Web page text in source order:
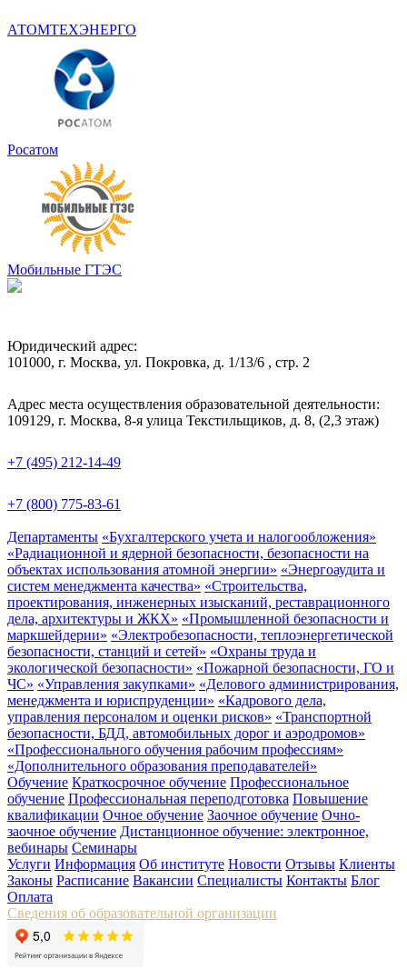
АТОМТЕХЭНЕРГО
Росатом
Мобильные ГТЭС
Юридический адрес:
101000, г. Москва, ул. Покровка, д. 1/13/6 , стр. 2
Адрес места осуществления образовательной деятельности:
109129, г. Москва, 8-я улица Текстильщиков, д. 8, (2,3 этаж)
+7 (495) 212-14-49
+7 (800) 775-83-61
Департаменты «Бухгалтерского учета и налогообложения»
«Радиационной и ядерной безопасности, безопасности на
объектах использования атомной энергии» «Энергоаудита и
систем менеджмента качества» «Строительства,
проектирования, инженерных изысканий, реставрационного
дела, архитектуры и ЖКХ» «Промышленной безопасности и
маркшейдерии» «Электробезопасности, теплоэнергетической
безопасности, станций и сетей» «Охраны труда и
экологической безопасности» «Пожарной безопасности, ГО и
ЧС» «Управления закупками» «Делового администрирования,
менеджмента и юриспруденции» «Кадрового дела,
управления персоналом и оценки рисков» «Транспортной
безопасности, БДД, автомобильных дорог и аэродромов»
«Профессионального обучения рабочим профессиям»
«Дополнительного образования преподавателей»
Обучение Краткосрочное обучение Профессиональное
обучение Профессиональная переподготовка Повышение
квалификации Очное обучение Заочное обучение Очно-
заочное обучение Дистанционное обучение: электронное,
вебинары Семинары
Услуги Информация Об институте Новости Отзывы Клиенты
Законы Расписание Вакансии Специалисты Контакты Блог
Оплата
Сведения об образовательной организации